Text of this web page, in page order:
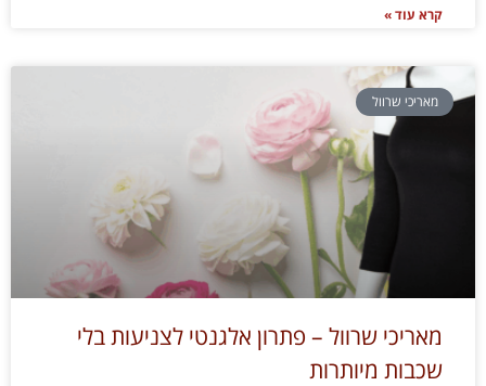
קרא עוד »
מאריכי שרוול
מאריכי שרוול – פתרון אלגנטי לצניעות בלי
שכבות מיותרות